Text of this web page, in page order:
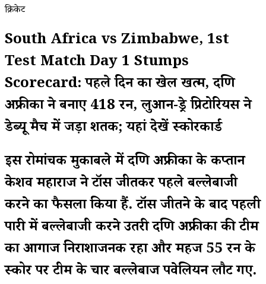
क्रिकेट
South Africa vs Zimbabwe, 1st
Test Match Day 1 Stumps
Scorecard: पहले दिन का खेल खत्म, दक्षिण
अफ्रीका ने बनाए 418 रन, लुआन-ड्रे प्रिटोरियस ने
डेब्यू मैच में जड़ा शतक; यहां देखें स्कोरकार्ड
इस रोमांचक मुकाबले में दक्षिण अफ्रीका के कप्तान
केशव महाराज ने टॉस जीतकर पहले बल्लेबाजी
करने का फैसला किया हैं. टॉस जीतने के बाद पहली
पारी में बल्लेबाजी करने उतरी दक्षिण अफ्रीका की टीम
का आगाज निराशाजनक रहा और महज 55 रन के
स्कोर पर टीम के चार बल्लेबाज पवेलियन लौट गए.